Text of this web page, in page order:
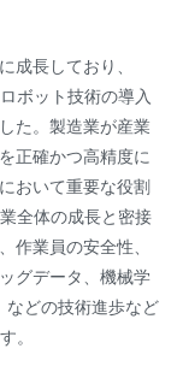
成長しており、
ボット技術の導入
た。製造業が産業
正確かつ高精度に
おいて重要な役割
全体の成長と密接
作業員の安全性、
グデータ、機械学
などの技術進歩など
。